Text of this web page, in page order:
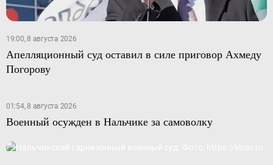
19:00, 8 августа 2026
Апелляционный суд оставил в силе приговор Ахмеду
Погорову
01:54, 8 августа 2026
Военный осужден в Нальчике за самоволку